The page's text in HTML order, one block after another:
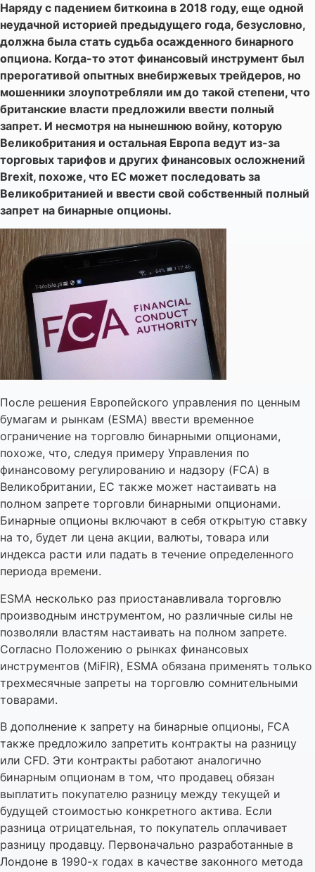
Наряду с падением биткоина в 2018 году, еще одной
неудачной историей предыдущего года, безусловно,
должна была стать судьба осажденного бинарного
опциона. Когда-то этот финансовый инструмент был
прерогативой опытных внебиржевых трейдеров, но
мошенники злоупотребляли им до такой степени, что
британские власти предложили ввести полный
запрет. И несмотря на нынешнюю войну, которую
Великобритания и остальная Европа ведут из-за
торговых тарифов и других финансовых осложнений
Brexit, похоже, что ЕС может последовать за
Великобританией и ввести свой собственный полный
запрет на бинарные опционы.
После решения Европейского управления по ценным
бумагам и рынкам (ESMA) ввести временное
ограничение на торговлю бинарными опционами,
похоже, что, следуя примеру Управления по
финансовому регулированию и надзору (FCA) в
Великобритании, ЕС также может настаивать на
полном запрете торговли бинарными опционами.
Бинарные опционы включают в себя открытую ставку
на то, будет ли цена акции, валюты, товара или
индекса расти или падать в течение определенного
периода времени.
ESMA несколько раз приостанавливала торговлю
производным инструментом, но различные силы не
позволяли властям настаивать на полном запрете.
Согласно Положению о рынках финансовых
инструментов (MiFIR), ESMA обязана применять только
трехмесячные запреты на торговлю сомнительными
товарами.
В дополнение к запрету на бинарные опционы, FCA
также предложило запретить контракты на разницу
или CFD. Эти контракты работают аналогично
бинарным опционам в том, что продавец обязан
выплатить покупателю разницу между текущей и
будущей стоимостью конкретного актива. Если
разница отрицательная, то покупатель оплачивает
разницу продавцу. Первоначально разработанные в
Лондоне в 1990-х годах в качестве законного метода